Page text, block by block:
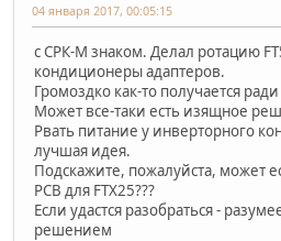
04 января 2017, 00:05:15
c СРК-M знаком. Делал ротацию
кондиционеры адаптеров.
Громоздко как-то получается
Может все-таки есть изящное
Рвать питание у инверторного
лучшая идея.
Подскажите, пожалуйста, может
PCB для FTX25???
Если удастся разобраться -
решением